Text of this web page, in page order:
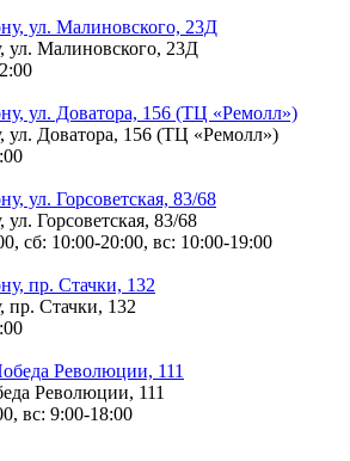
ул. Малиновского, 23Д
ул. Доватора, 156 (ТЦ «Ремолл»)
Горсоветская, 83/68
сб: 10:00-20:00, вс: 10:00-19:00
пр. Стачки, 132
Революции, 111
вс: 9:00-18:00